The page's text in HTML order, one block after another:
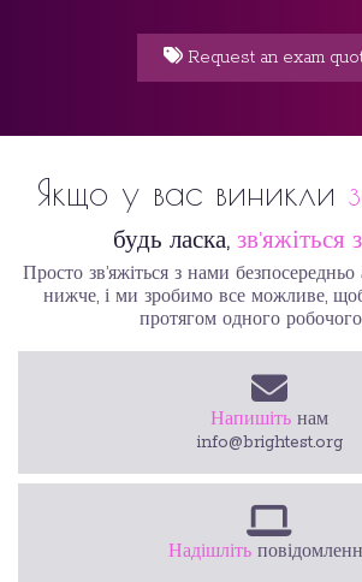
Request an exam
Якщо у вас виникли
будь ласка, зв’яжіться
Просто зв’яжіться з нами
нижче, і ми зробимо все можливе,
протягом одного
Напишіть нам
info@brightest.org
Надішліть